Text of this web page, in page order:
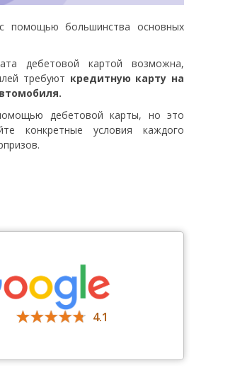
помощью большинства основных
дебетовой картой возможна,
требуют кредитную карту на
дебетовой карты, но это
конкретные условия каждого
4.1